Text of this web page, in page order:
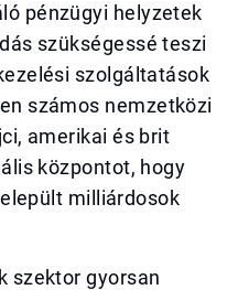
pénzügyi helyzetek
szükségessé teszi
szolgáltatások
számos nemzetközi
amerikai és brit
központot, hogy
milliárdosok
szektor gyorsan